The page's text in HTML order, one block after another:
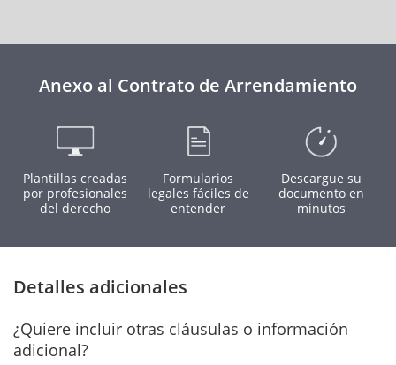
Anexo al Contrato de Arrendamiento
Plantillas creadas
por profesionales
del derecho
Formularios
legales fáciles de
entender
Descargue su
documento en
minutos
Detalles adicionales
¿Quiere incluir otras cláusulas o información
adicional?